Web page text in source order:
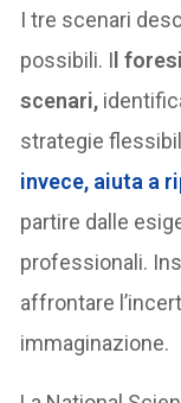
I tre scenari
possibili. I l
scenari,
strategie
invece, aiuta a
partire dalle
professionali.
affrontare
immaginazione.